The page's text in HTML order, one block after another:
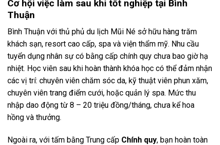
Cơ hội việc làm sau khi tốt nghiệp tại Bình
Thuận
Bình Thuận với thủ phủ du lịch Mũi Né sở hữu hàng trăm
khách sạn, resort cao cấp, spa và viện thẩm mỹ. Nhu cầu
tuyển dụng nhân sự có bằng cấp chính quy chưa bao giờ hạ
nhiệt. Học viên sau khi hoàn thành khóa học có thể đảm nhận
các vị trí: chuyên viên chăm sóc da, kỹ thuật viên phun xăm,
chuyên viên trang điểm cưới, hoặc quản lý spa. Mức thu
nhập dao động từ 8 – 20 triệu đồng/tháng, chưa kể hoa
hồng và thưởng.
Ngoài ra, với tấm bằng Trung cấp Chính quy, bạn hoàn toàn